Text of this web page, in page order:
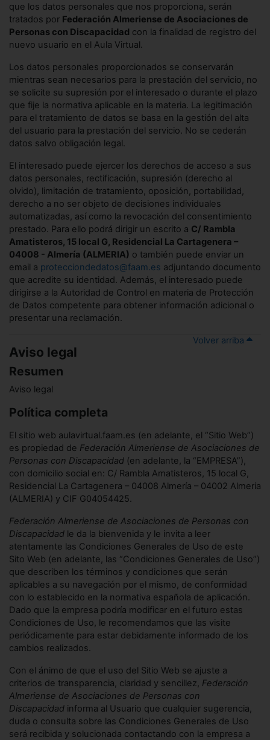
que los datos personales que nos proporciona, serán
tratados por Federación Almeriense de Asociaciones de
Personas con Discapacidad con la finalidad de registro del
nuevo usuario en el Aula Virtual.
Los datos personales proporcionados se conservarán
mientras sean necesarios para la prestación del servicio, no
se solicite su supresión por el interesado o durante el plazo
que fije la normativa aplicable en la materia. La legitimación
para el tratamiento de datos se basa en la gestión del alta
del usuario para la prestación del servicio. No se cederán
datos salvo obligación legal.
El interesado puede ejercer los derechos de acceso a sus
datos personales, rectificación, supresión (derecho al
olvido), limitación de tratamiento, oposición, portabilidad,
derecho a no ser objeto de decisiones individuales
automatizadas, así como la revocación del consentimiento
prestado. Para ello podrá dirigir un escrito a C/ Rambla
Amatisteros, 15 local G, Residencial La Cartagenera –
04008 - Almería (ALMERIA) o también puede enviar un
email a protecciondedatos@faam.es adjuntando documento
que acredite su identidad. Además, el interesado puede
dirigirse a la Autoridad de Control en materia de Protección
de Datos competente para obtener información adicional o
presentar una reclamación.
Volver arriba
Aviso legal
Resumen
Aviso legal
Política completa
El sitio web aulavirtual.faam.es (en adelante, el “Sitio Web”)
es propiedad de Federación Almeriense de Asociaciones de
Personas con Discapacidad (en adelante, la “EMPRESA”),
con domicilio social en: C/ Rambla Amatisteros, 15 local G,
Residencial La Cartagenera – 04008 Almería – 04002 Almeria
(ALMERIA) y CIF G04054425.
Federación Almeriense de Asociaciones de Personas con
Discapacidad le da la bienvenida y le invita a leer
atentamente las Condiciones Generales de Uso de este
Sito Web (en adelante, las “Condiciones Generales de Uso”)
que describen los términos y condiciones que serán
aplicables a su navegación por el mismo, de conformidad
con lo establecido en la normativa española de aplicación.
Dado que la empresa podría modificar en el futuro estas
Condiciones de Uso, le recomendamos que las visite
periódicamente para estar debidamente informado de los
cambios realizados.
Con el ánimo de que el uso del Sitio Web se ajuste a
criterios de transparencia, claridad y sencillez, Federación
Almeriense de Asociaciones de Personas con
Discapacidad informa al Usuario que cualquier sugerencia,
duda o consulta sobre las Condiciones Generales de Uso
será recibida y solucionada contactando con la empresa a